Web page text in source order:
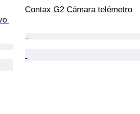
Contax G2 Cámara telémetro